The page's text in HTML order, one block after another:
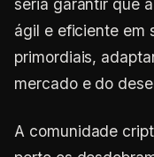
seria garantir que
ágil e eficiente em
primordiais,
mercado e do
A comunidade